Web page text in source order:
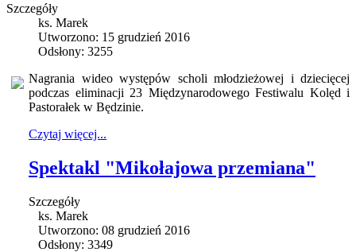
Szczegóły
ks. Marek
Utworzono: 15 grudzień 2016
Odsłony: 3255
Nagrania wideo występów scholi młodzieżowej i dziecięcej
podczas eliminacji 23 Międzynarodowego Festiwalu Kolęd i
Pastorałek w Będzinie.
Czytaj więcej...
Spektakl "Mikołajowa przemiana"
Szczegóły
ks. Marek
Utworzono: 08 grudzień 2016
Odsłony: 3349